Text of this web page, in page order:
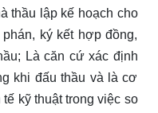
thầu lập kế hoạch cho
ký kết hợp đồng,
Là căn cứ xác định
khi đấu thầu và là cơ
kỹ thuật trong việc so